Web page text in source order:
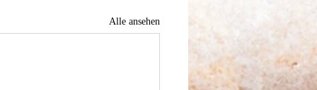
Alle ansehen